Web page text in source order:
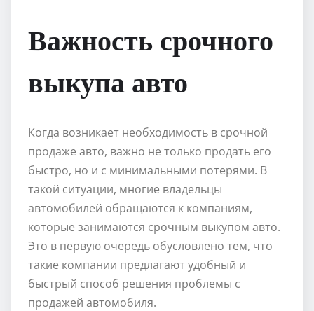
Важность срочного
выкупа авто
Когда возникает необходимость в срочной
продаже авто, важно не только продать его
быстро, но и с минимальными потерями. В
такой ситуации, многие владельцы
автомобилей обращаются к компаниям,
которые занимаются срочным выкупом авто.
Это в первую очередь обусловлено тем, что
такие компании предлагают удобный и
быстрый способ решения проблемы с
продажей автомобиля.